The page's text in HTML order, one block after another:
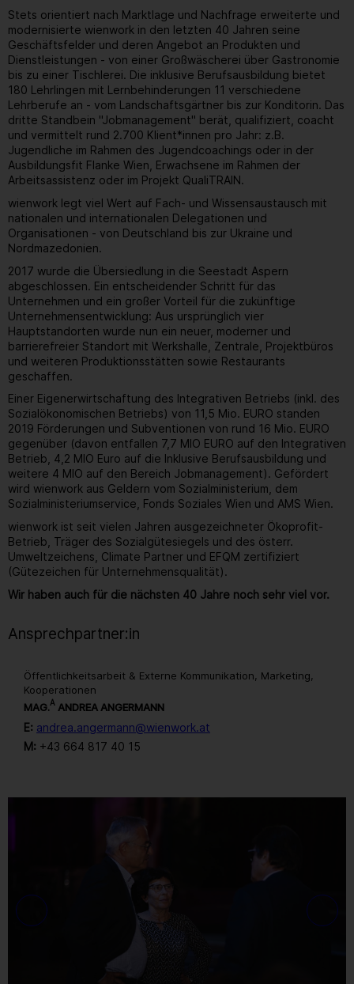
Stets orientiert nach Marktlage und Nachfrage erweiterte und
modernisierte wienwork in den letzten 40 Jahren seine
Geschäftsfelder und deren Angebot an Produkten und
Dienstleistungen - von einer Großwäscherei über Gastronomie
bis zu einer Tischlerei. Die inklusive Berufsausbildung bietet
180 Lehrlingen mit Lernbehinderungen 11 verschiedene
Lehrberufe an - vom Landschaftsgärtner bis zur Konditorin. Das
dritte Standbein "Jobmanagement" berät, qualifiziert, coacht
und vermittelt rund 2.700 Klient*innen pro Jahr: z.B.
Jugendliche im Rahmen des Jugendcoachings oder in der
Ausbildungsfit Flanke Wien, Erwachsene im Rahmen der
Arbeitsassistenz oder im Projekt QualiTRAIN.
wienwork legt viel Wert auf Fach- und Wissensaustausch mit
nationalen und internationalen Delegationen und
Organisationen - von Deutschland bis zur Ukraine und
Nordmazedonien.
2017 wurde die Übersiedlung in die Seestadt Aspern
abgeschlossen. Ein entscheidender Schritt für das
Unternehmen und ein großer Vorteil für die zukünftige
Unternehmensentwicklung: Aus ursprünglich vier
Hauptstandorten wurde nun ein neuer, moderner und
barrierefreier Standort mit Werkshalle, Zentrale, Projektbüros
und weiteren Produktionsstätten sowie Restaurants
geschaffen.
Einer Eigenerwirtschaftung des Integrativen Betriebs (inkl. des
Sozialökonomischen Betriebs) von 11,5 Mio. EURO standen
2019 Förderungen und Subventionen von rund 16 Mio. EURO
gegenüber (davon entfallen 7,7 MIO EURO auf den Integrativen
Betrieb, 4,2 MIO Euro auf die Inklusive Berufsausbildung und
weitere 4 MIO auf den Bereich Jobmanagement). Gefördert
wird wienwork aus Geldern vom Sozialministerium, dem
Sozialministeriumservice, Fonds Soziales Wien und AMS Wien.
wienwork ist seit vielen Jahren ausgezeichneter Ökoprofit-
Betrieb, Träger des Sozialgütesiegels und des österr.
Umweltzeichens, Climate Partner und EFQM zertifiziert
(Gütezeichen für Unternehmensqualität).
Wir haben auch für die nächsten 40 Jahre noch sehr viel vor.
Ansprechpartner:in
Öffentlichkeitsarbeit & Externe Kommunikation, Marketing,
Kooperationen
MAG.A ANDREA ANGERMANN
E: andrea.angermann@wienwork.at
M: +43 664 817 40 15